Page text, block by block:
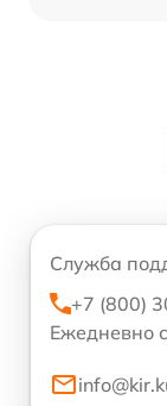
Служба
+7 (800)
Ежедневно